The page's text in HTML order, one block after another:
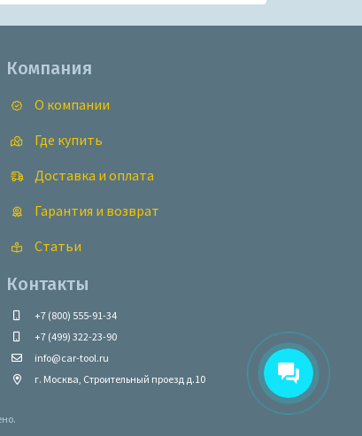
Компания
О компании
Где купить
Доставка и оплата
Гарантия и возврат
Статьи
Контакты
+7 (800) 555-91-34
+7 (499) 322-23-90
info@car-tool.ru
г. Москва, Строительный проезд д.10